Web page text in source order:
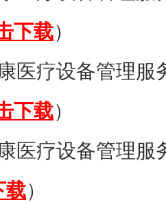
下载）
医疗设备管理服
下载）
医疗设备管理服
载）